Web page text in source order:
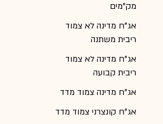
מק"מים
אג"ח מדינה לא צמוד
ריבית משתנה
אג"ח מדינה לא צמוד
ריבית קבועה
אג"ח מדינה צמוד מדד
אג"ח קונצרני צמוד מדד